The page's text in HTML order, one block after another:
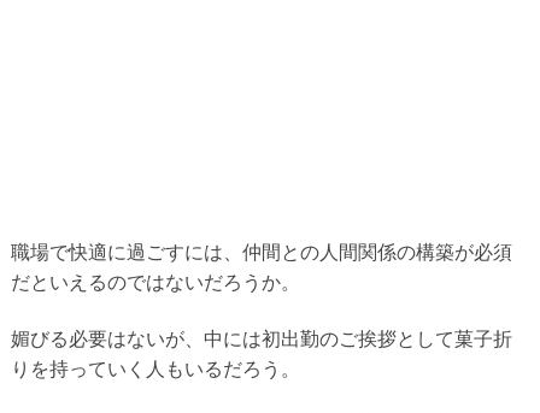
職場で快適に過ごすには、仲間との人間関係の構築が必須
だといえるのではないだろうか。
媚びる必要はないが、中には初出勤のご挨拶として菓子折
りを持っていく人もいるだろう。